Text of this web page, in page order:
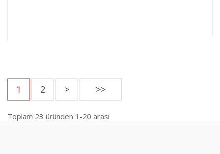
1 2 > >>
Toplam 23 üründen 1-20 arası